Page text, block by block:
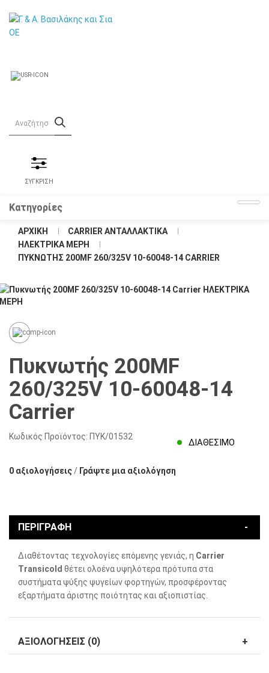
ΣΥΓΚΡΙΣΗ
Κατηγορίες
ΑΡΧΙΚΉ
CARRIER ΑΝΤΑΛΛΑΚΤΙΚΑ
ΗΛΕΚΤΡΙΚΑ ΜΕΡΗ
ΠΥΚΝΩΤΉΣ 200MF 260/325V 10-60048-14 CARRIER
Πυκνωτής 200MF
260/325V 10-60048-14
Carrier
Κωδικός Προϊόντος: ΠΥΚ/01532
ΔΙΑΘΈΣΙΜΟ
0 αξιολογήσεις/ Γράψτε μια αξιολόγηση
ΠΕΡΙΓΡΑΦΉ
Διαθέτοντας τεχνολογίες επόμενης γενιάς, η Carrier
Transicold θέτει ολοένα υψηλότερα πρότυπα στα
συστήματα ψύξης ψυγείων φορτηγών, προσφέροντας
εξαρτήματα άριστης ποιότητας και αξιοπιστίας.
ΑΞΙΟΛΟΓΉΣΕΙΣ (0)